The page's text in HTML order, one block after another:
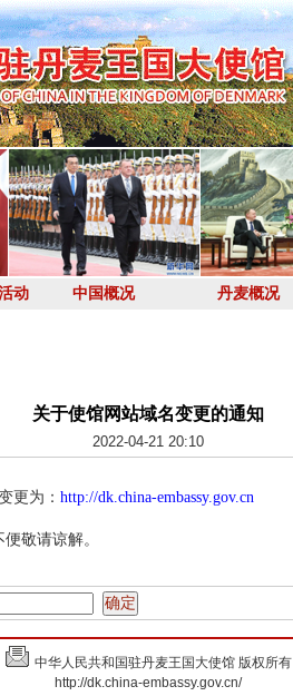
动 中国概况 丹麦概况
关于使馆网站域名变更的通知
2022-04-21 20:10
更为： http://dk.china-embassy.gov.cn
敬请谅解。
中华人民共和国驻丹麦王国大使馆 版权所有
http://dk.china-embassy.gov.cn/